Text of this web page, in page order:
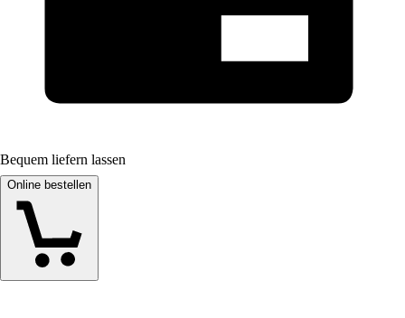
Bequem liefern lassen
Online bestellen